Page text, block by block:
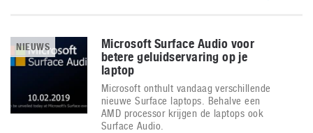
NIEUWS
Microsoft Surface Audio voor
betere geluidservaring op je
laptop
Microsoft onthult vandaag verschillende
nieuwe Surface laptops. Behalve een
AMD processor krijgen de laptops ook
Surface Audio.